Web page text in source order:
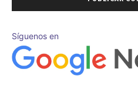
Síguenos en